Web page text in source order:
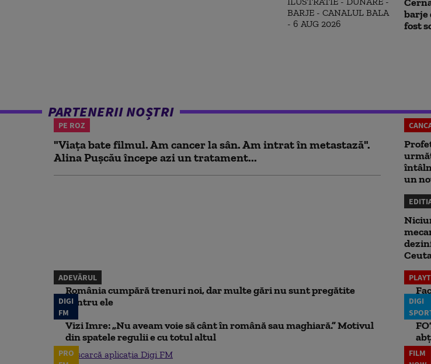
barje
fost
PARTENERII NOȘTRI
PE ROZ
"Viața bate filmul. Am cancer la sân. Am intrat în metastază".
Alina Pușcău începe azi un tratament...
un
ADEVĂRUL
România cumpără trenuri noi, dar multe gări nu sunt pregătite
pentru ele
DIGI
FM
Vizi Imre: „Nu aveam voie să cânt în română sau maghiară.” Motivul
din spatele regulii e cu totul altul
Descarcă aplicația Digi FM
DIGI
PRO
FILM